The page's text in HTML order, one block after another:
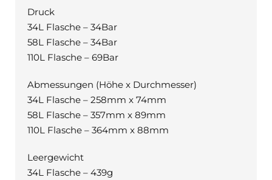
Druck
34L Flasche – 34Bar
58L Flasche – 34Bar
110L Flasche – 69Bar
Abmessungen (Höhe x Durchmesser)
34L Flasche – 258mm x 74mm
58L Flasche – 357mm x 89mm
110L Flasche – 364mm x 88mm
Leergewicht
34L Flasche – 439g